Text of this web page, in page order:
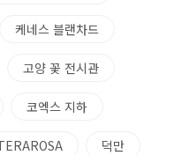
케네스 블랜차드
고양 꽃 전시관
코엑스 지하
덕만